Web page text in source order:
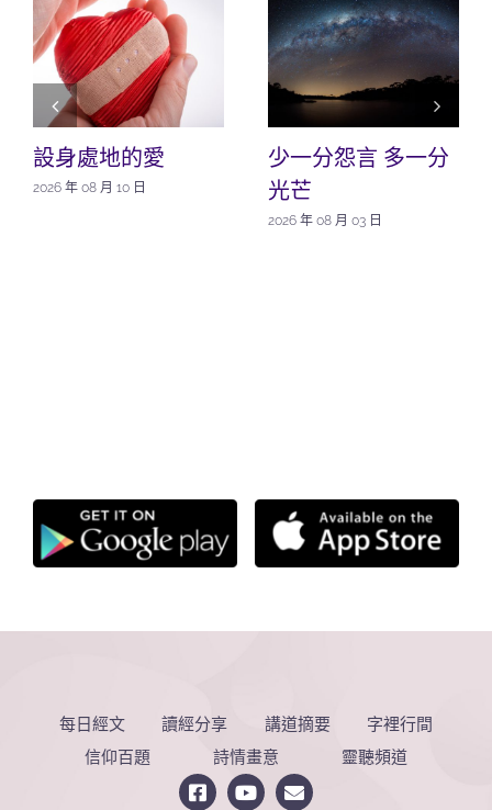
設身處地的愛
2026 年 08 月 10 日
少一分怨言 多一分
光芒
2026 年 08 月 03 日
每日經文 讀經分享 講道摘要
字裡行間
信仰百題
詩情畫意 靈聽頻道